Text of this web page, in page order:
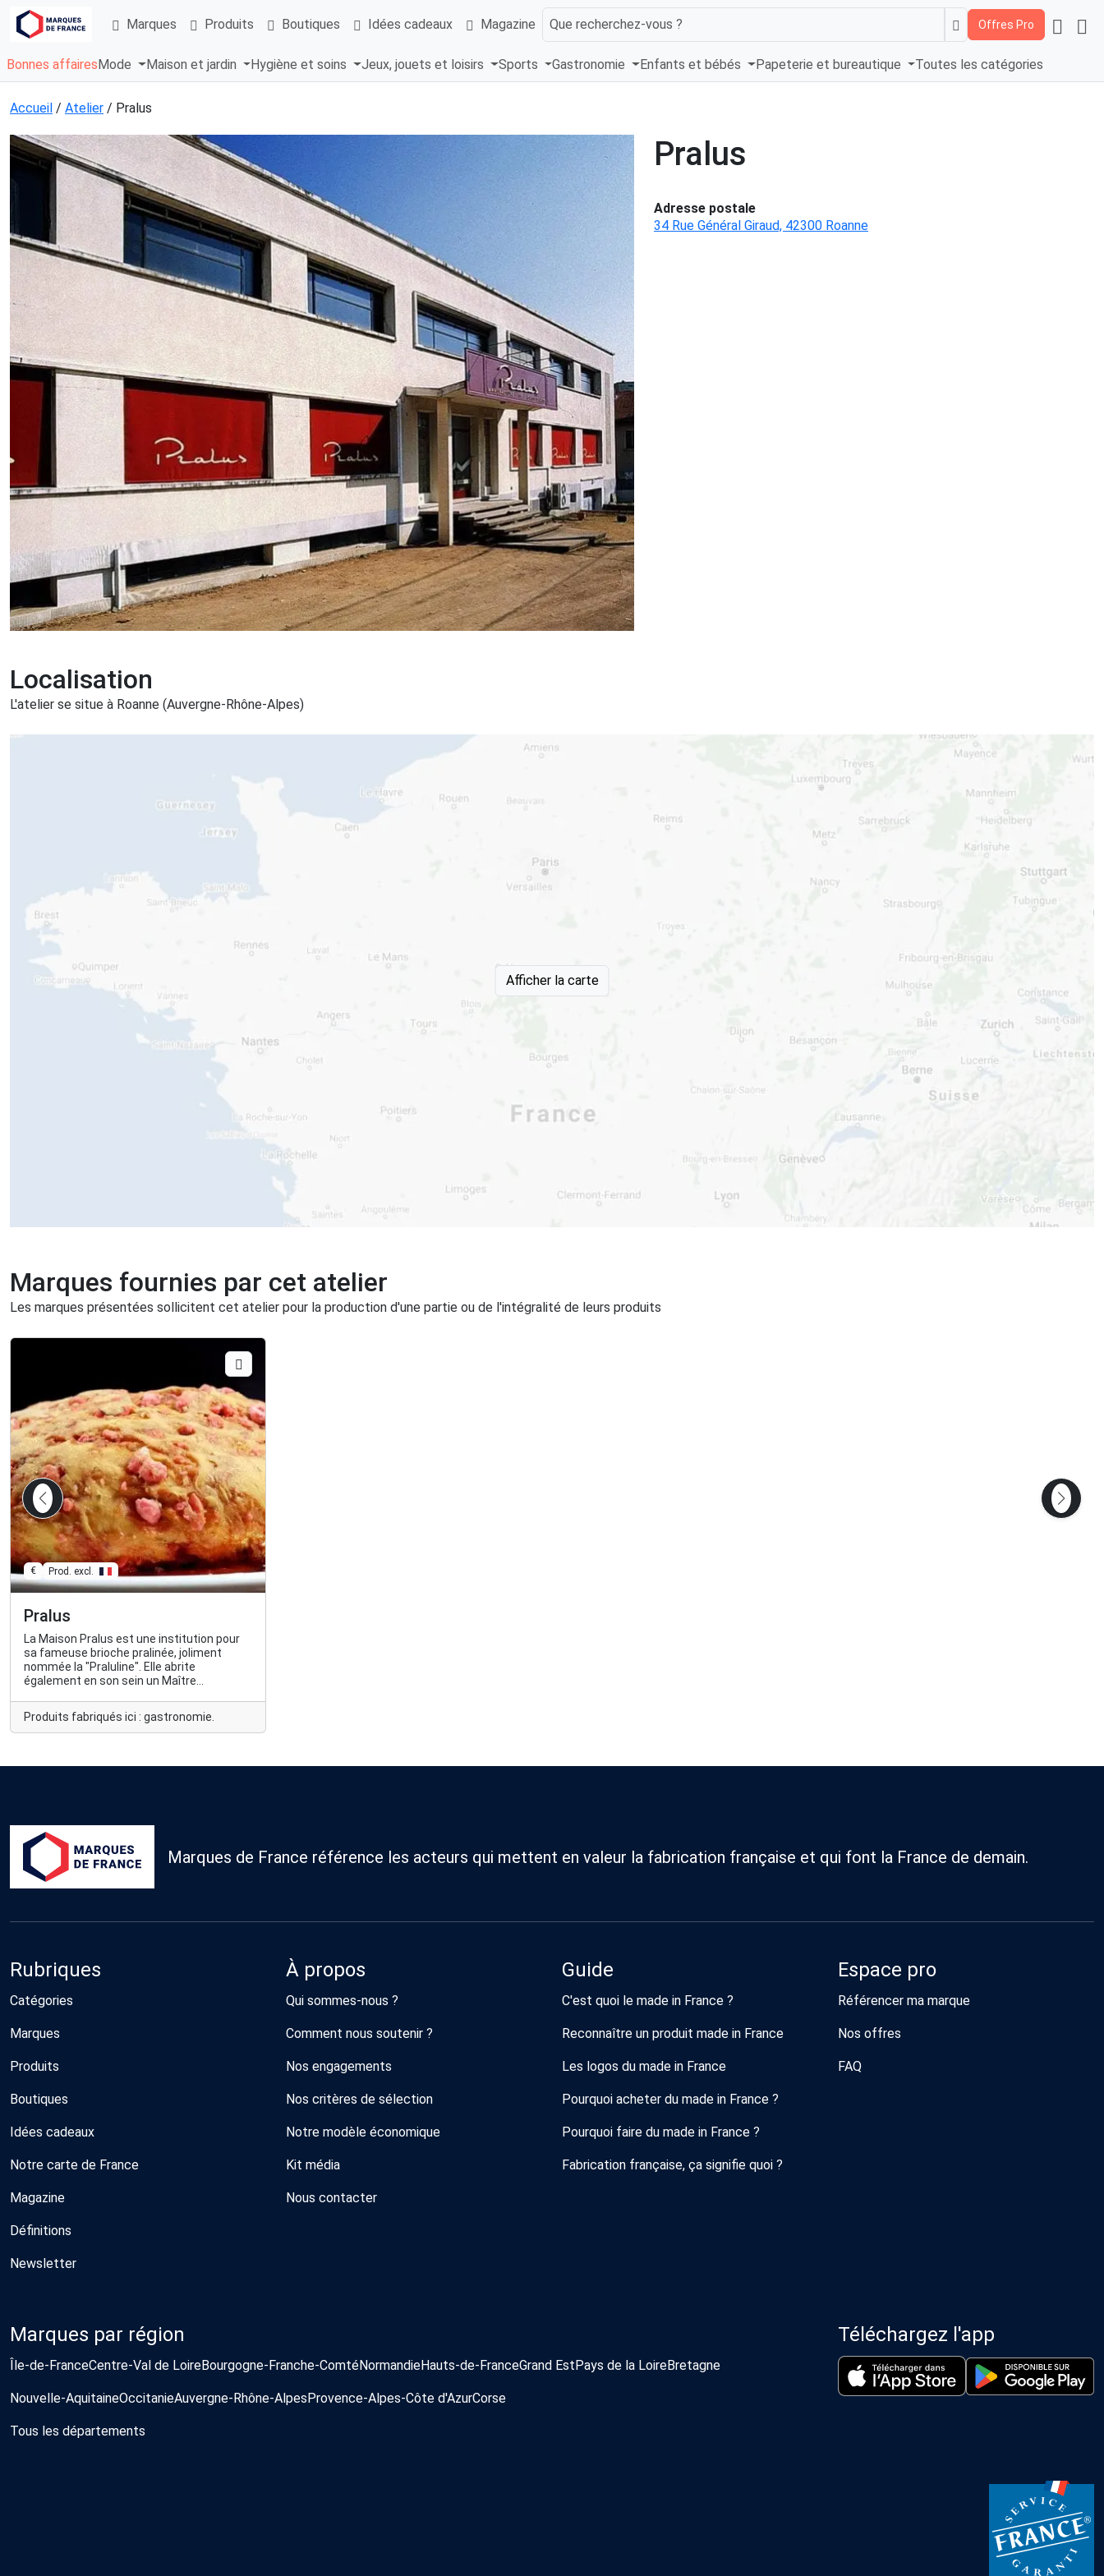
Marques Produits Boutiques Idées cadeaux Magazine Que recherchez-vous ? Offres Pro
Bonnes affaires Mode Maison et jardin Hygiène et soins Jeux, jouets et loisirs Sports Gastronomie Enfants et bébés Papeterie et bureautique Toutes les catégories
Accueil / Atelier / Pralus
Pralus
Adresse postale
34 Rue Général Giraud, 42300 Roanne
Localisation
L'atelier se situe à Roanne (Auvergne-Rhône-Alpes)
Afficher la carte
Marques fournies par cet atelier
Les marques présentées sollicitent cet atelier pour la production d'une partie ou de l'intégralité de leurs produits
€ Prod. excl.
Pralus
La Maison Pralus est une institution pour
sa fameuse brioche pralinée, joliment
nommée la "Praluline". Elle abrite
également en son sein un Maître
Produits fabriqués ici : gastronomie.
Marques de France référence les acteurs qui mettent en valeur la fabrication française et qui font la France de demain.
Rubriques
Catégories
Marques
Produits
Boutiques
Idées cadeaux
Notre carte de France
Magazine
Définitions
Newsletter
À propos
Qui sommes-nous ?
Comment nous soutenir ?
Nos engagements
Nos critères de sélection
Notre modèle économique
Kit média
Nous contacter
Guide
C'est quoi le made in France ?
Reconnaître un produit made in France
Les logos du made in France
Pourquoi acheter du made in France ?
Pourquoi faire du made in France ?
Fabrication française, ça signifie quoi ?
Espace pro
Référencer ma marque
Nos offres
FAQ
Marques par région
Île-de-FranceCentre-Val de LoireBourgogne-Franche-ComtéNormandieHauts-de-FranceGrand EstPays de la LoireBretagne
Nouvelle-AquitaineOccitanieAuvergne-Rhône-AlpesProvence-Alpes-Côte d'AzurCorse
Tous les départements
Téléchargez l'app